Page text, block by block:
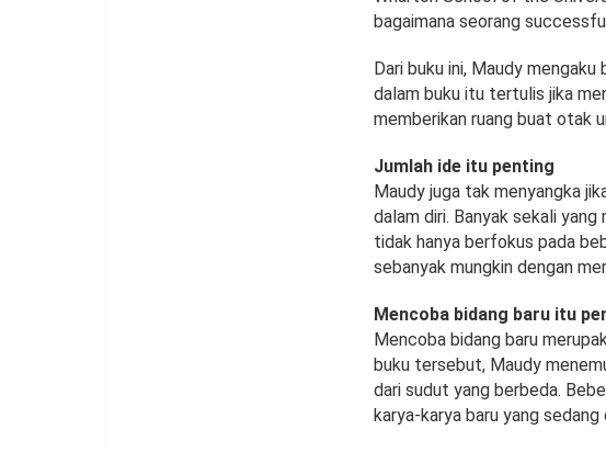
bagaimana seorang
Dari buku ini, Maudy
dalam buku itu tertulis jika
memberikan ruang buat otak
Jumlah ide itu penting
Maudy juga tak menyangka
dalam diri. Banyak sekali
tidak hanya berfokus pada
sebanyak mungkin dengan
Mencoba bidang baru itu
Mencoba bidang baru
buku tersebut, Maudy
dari sudut yang berbeda.
karya-karya baru yang sedang